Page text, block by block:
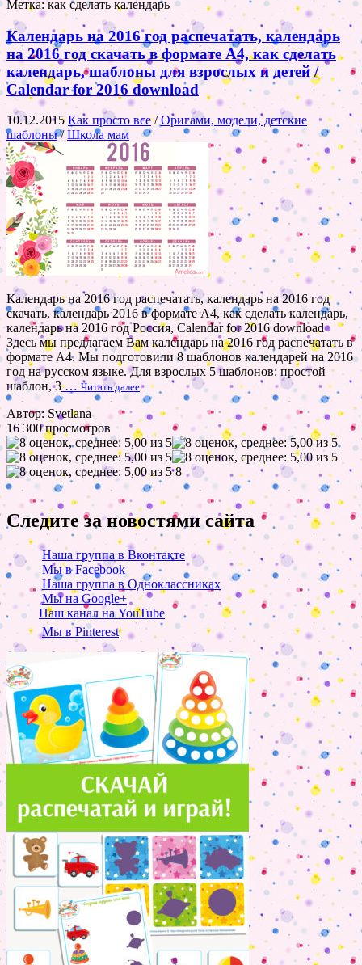
Метка:как сделать календарь
Календарь на 2016 год распечатать, календарь
на 2016 год скачать в формате А4, как сделать
календарь, шаблоны для взрослых и детей /
Calendar for 2016 download
10.12.2015Как просто все/Оригами, модели, детские
шаблоны/Школа мам
Календарь на 2016 год распечатать, календарь на 2016 год
скачать, календарь 2016 в формате А4, как сделать календарь,
календарь на 2016 год Россия, Calendar for 2016 download
Здесь мы предлагаем Вам календарь на 2016 год распечатать в
формате А4. Мы подготовили 8 шаблонов календарей на 2016
год на русском языке. Для взрослых 5 шаблонов: простой
шаблон, 3… Читать далее
Автор: Svetlana
16 300 просмотров
8
Следите за новостями сайта
Наша группа в Вконтакте
Мы в Facebook
Наша группа в Одноклассниках
Мы на Google+
Наш канал на YouTube
Мы в Pinterest